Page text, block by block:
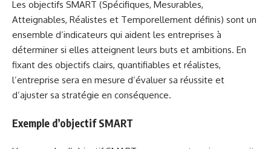
Les objectifs SMART (Spécifiques, Mesurables,
Atteignables, Réalistes et Temporellement définis) sont un
ensemble d’indicateurs qui aident les entreprises à
déterminer si elles atteignent leurs buts et ambitions. En
fixant des objectifs clairs, quantifiables et réalistes,
l’entreprise sera en mesure d’évaluer sa réussite et
d’ajuster sa stratégie en conséquence.
Exemple d’objectif SMART